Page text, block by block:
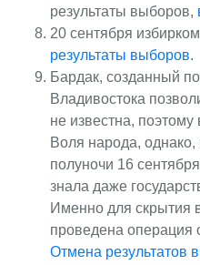
результаты выборов,
20 сентября
результаты выборов.
Бардак, созданный
Владивостока
не известна,
Воля народа,
полуночи 16
знала даже
Именно для скрытия
проведена
Отмена результатов